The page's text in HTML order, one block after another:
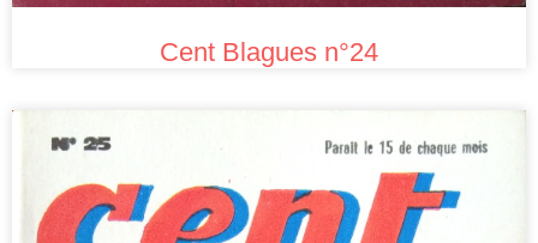
Cent Blagues n°24